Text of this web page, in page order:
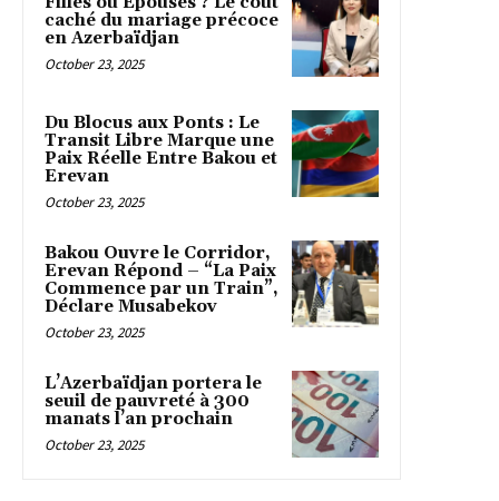
caché du mariage précoce
en Azerbaïdjan
October 23, 2025
Du Blocus aux Ponts : Le
Transit Libre Marque une
Paix Réelle Entre Bakou et
Erevan
October 23, 2025
Bakou Ouvre le Corridor,
Erevan Répond – “La Paix
Commence par un Train”,
Déclare Musabekov
October 23, 2025
L’Azerbaïdjan portera le
seuil de pauvreté à 300
manats l’an prochain
October 23, 2025